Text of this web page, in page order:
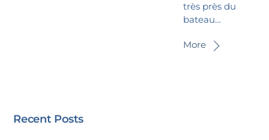
très près du
bateau…
More
Recent Posts